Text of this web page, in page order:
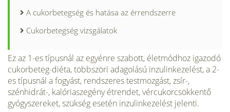
A cukorbetegség és hatása az érrendszerre
Cukorbetegség vizsgálatok
Ez az 1-es típusnál az egyénre szabott, életmódhoz igazodó
cukorbeteg-diéta, többszöri adagolású inzulinkezelést, a 2-
es típusnál a fogyást, rendszeres testmozgást, zsír-,
szénhidrát-, kalóriaszegény étrendet, vércukorcsökkentő
gyógyszereket, szükség esetén inzulin­kezelést jelenti.